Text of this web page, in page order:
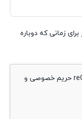
زمانی که دوباره
حریم خصوصی و